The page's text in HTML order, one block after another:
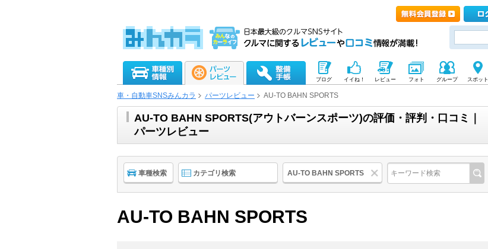
ブログ イイね！ レビュー フォト グループ スポット
車・自動車SNSみんカラ パーツレビュー AU-TO BAHN SPORTS
AU-TO BAHN SPORTS(アウトバーンスポーツ)の評価・評判・口コミ｜
パーツレビュー
車種検索 カテゴリ検索 AU-TO BAHN SPORTS
AU-TO BAHN SPORTS